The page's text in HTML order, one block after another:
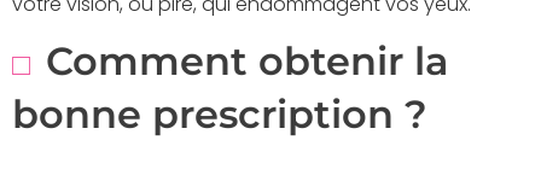
Comment obtenir la
bonne prescription ?